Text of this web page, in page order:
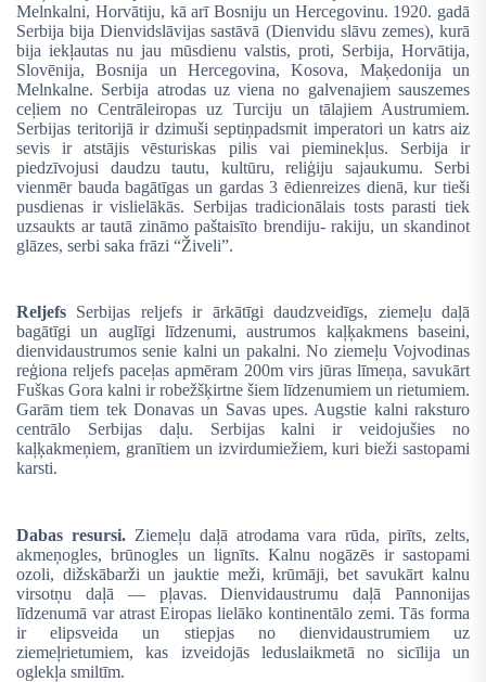
Melnkalni, Horvātiju, kā arī Bosniju un Hercegovinu. 1920. gadā
Serbija bija Dienvidslāvijas sastāvā (Dienvidu slāvu zemes), kurā
bija iekļautas nu jau mūsdienu valstis, proti, Serbija, Horvātija,
Slovēnija, Bosnija un Hercegovina, Kosova, Maķedonija un
Melnkalne. Serbija atrodas uz viena no galvenajiem sauszemes
ceļiem no Centrāleiropas uz Turciju un tālajiem Austrumiem.
Serbijas teritorijā ir dzimuši septiņpadsmit imperatori un katrs aiz
sevis ir atstājis vēsturiskas pilis vai pieminekļus. Serbija ir
piedzīvojusi daudzu tautu, kultūru, reliģiju sajaukumu. Serbi
vienmēr bauda bagātīgas un gardas 3 ēdienreizes dienā, kur tieši
pusdienas ir vislielākās. Serbijas tradicionālais tosts parasti tiek
uzsaukts ar tautā zināmo paštaisīto brendiju- rakiju, un skandinot
glāzes, serbi saka frāzi “Živeli”.
Reljefs Serbijas reljefs ir ārkātīgi daudzveidīgs, ziemeļu daļā
bagātīgi un auglīgi līdzenumi, austrumos kaļķakmens baseini,
dienvidaustrumos senie kalni un pakalni. No ziemeļu Vojvodinas
reģiona reljefs paceļas apmēram 200m virs jūras līmeņa, savukārt
Fuškas Gora kalni ir robežšķirtne šiem līdzenumiem un rietumiem.
Garām tiem tek Donavas un Savas upes. Augstie kalni raksturo
centrālo Serbijas daļu. Serbijas kalni ir veidojušies no
kaļķakmeņiem, granītiem un izvirdumiežiem, kuri bieži sastopami
karsti.
Dabas resursi.Ziemeļu daļā atrodama vara rūda, pirīts, zelts,
akmeņogles, brūnogles un lignīts. Kalnu nogāzēs ir sastopami
ozoli, dižskābarži un jauktie meži, krūmāji, bet savukārt kalnu
virsotņu daļā — pļavas. Dienvidaustrumu daļā Pannonijas
līdzenumā var atrast Eiropas lielāko kontinentālo zemi. Tās forma
ir elipsveida un stiepjas no dienvidaustrumiem uz
ziemeļrietumiem, kas izveidojās leduslaikmetā no sicīlija un
oglekļa smiltīm.